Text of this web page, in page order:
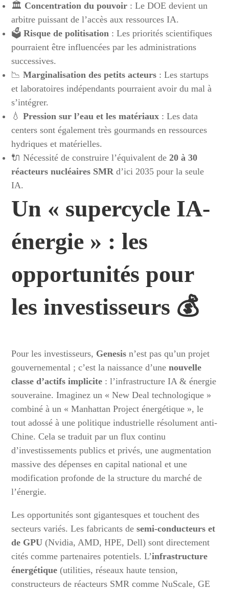
🏛️ Concentration du pouvoir : Le DOE devient un
arbitre puissant de l’accès aux ressources IA.
🗳️Risque de politisation : Les priorités scientifiques
pourraient être influencées par les administrations
successives.
📉Marginalisation des petits acteurs : Les startups
et laboratoires indépendants pourraient avoir du mal à
s’intégrer.
💧Pression sur l’eau et les matériaux : Les data
centers sont également très gourmands en ressources
hydriques et matérielles.
🔌 Nécessité de construire l’équivalent de20 à 30
réacteurs nucléaires SMR d’ici 2035 pour la seule
IA.
Un « supercycle IA-
énergie » : les
opportunités pour
les investisseurs 💰
Pour les investisseurs, Genesis n’est pas qu’un projet
gouvernemental ; c’est la naissance d’unenouvelle
classe d’actifs implicite : l’infrastructure IA & énergie
souveraine. Imaginez un « New Deal technologique »
combiné à un « Manhattan Project énergétique », le
tout adossé à une politique industrielle résolument anti-
Chine. Cela se traduit par un flux continu
d’investissements publics et privés, une augmentation
massive des dépenses en capital national et une
modification profonde de la structure du marché de
l’énergie.
Les opportunités sont gigantesques et touchent des
secteurs variés. Les fabricants desemi-conducteurs et
de GPU (Nvidia, AMD, HPE, Dell) sont directement
cités comme partenaires potentiels. L’infrastructure
énergétique (utilities, réseaux haute tension,
constructeurs de réacteurs SMR comme NuScale, GE